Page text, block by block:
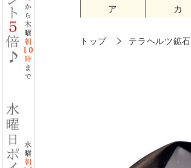
ア カ
トップ テラヘルツ鉱石